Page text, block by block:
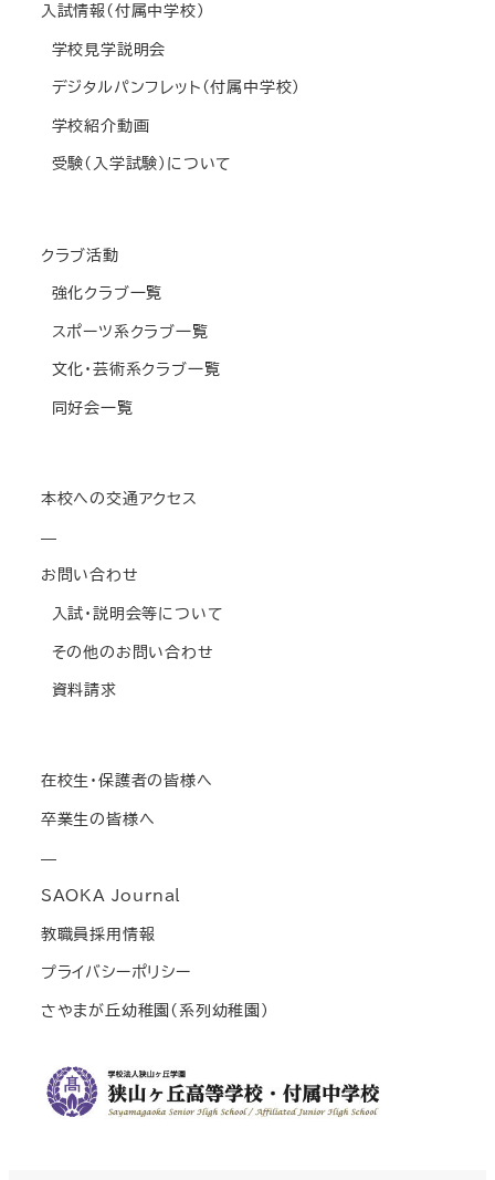
入試情報(付属中学校)
学校見学説明会
デジタルパンフレット(付属中学校)
学校紹介動画
受験(入学試験)について
クラブ活動
強化クラブ一覧
スポーツ系クラブ一覧
文化・芸術系クラブ一覧
同好会一覧
本校への交通アクセス
—
お問い合わせ
入試・説明会等について
その他のお問い合わせ
資料請求
在校生・保護者の皆様へ
卒業生の皆様へ
—
SAOKA Journal
教職員採用情報
プライバシーポリシー
さやまが丘幼稚園(系列幼稚園)